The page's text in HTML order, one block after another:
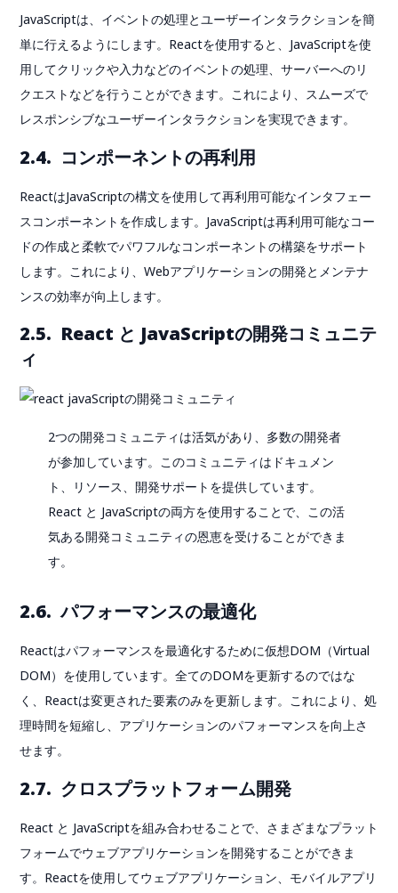
JavaScriptは、イベントの処理とユーザーインタラクションを簡
単に行えるようにします。Reactを使用すると、JavaScriptを使
用してクリックや入力などのイベントの処理、サーバーへのリ
クエストなどを行うことができます。これにより、スムーズで
レスポンシブなユーザーインタラクションを実現できます。
2.4. コンポーネントの再利用
ReactはJavaScriptの構文を使用して再利用可能なインタフェー
スコンポーネントを作成します。JavaScriptは再利用可能なコー
ドの作成と柔軟でパワフルなコンポーネントの構築をサポート
します。これにより、Webアプリケーションの開発とメンテナ
ンスの効率が向上します。
2.5. React と JavaScriptの開発コミュニテ
ィ
2つの開発コミュニティは活気があり、多数の開発者
が参加しています。このコミュニティはドキュメン
ト、リソース、開発サポートを提供しています。
React と JavaScriptの両方を使用することで、この活
気ある開発コミュニティの恩恵を受けることができま
す。
2.6. パフォーマンスの最適化
Reactはパフォーマンスを最適化するために仮想DOM（Virtual
DOM）を使用しています。全てのDOMを更新するのではな
く、Reactは変更された要素のみを更新します。これにより、処
理時間を短縮し、アプリケーションのパフォーマンスを向上さ
せます。
2.7. クロスプラットフォーム開発
React と JavaScriptを組み合わせることで、さまざまなプラット
フォームでウェブアプリケーションを開発することができま
す。Reactを使用してウェブアプリケーション、モバイルアプリ